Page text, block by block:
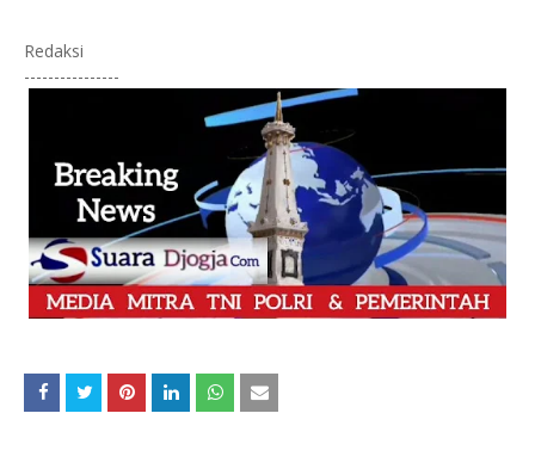
Redaksi
----------------